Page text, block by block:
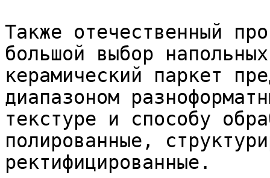
Также отечественный
большой выбор
керамический паркет
диапазоном
текстуре и способу
полированные,
ректифицированные.